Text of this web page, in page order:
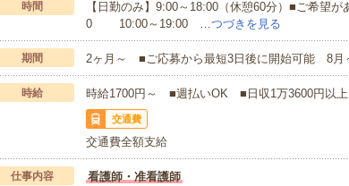
時間
【日勤のみ】9:00～18:00（休憩60分）■ご希望
0 10:00～19:00 …つづきを見る
期間 2ヶ月～ ■ご応募から最短3日後に開始可能 8月
時給 時給1700円～ ■週払いOK ■日収1万3600円以上
交通費
交通費全額支給
仕事内容
看護師・准看護師